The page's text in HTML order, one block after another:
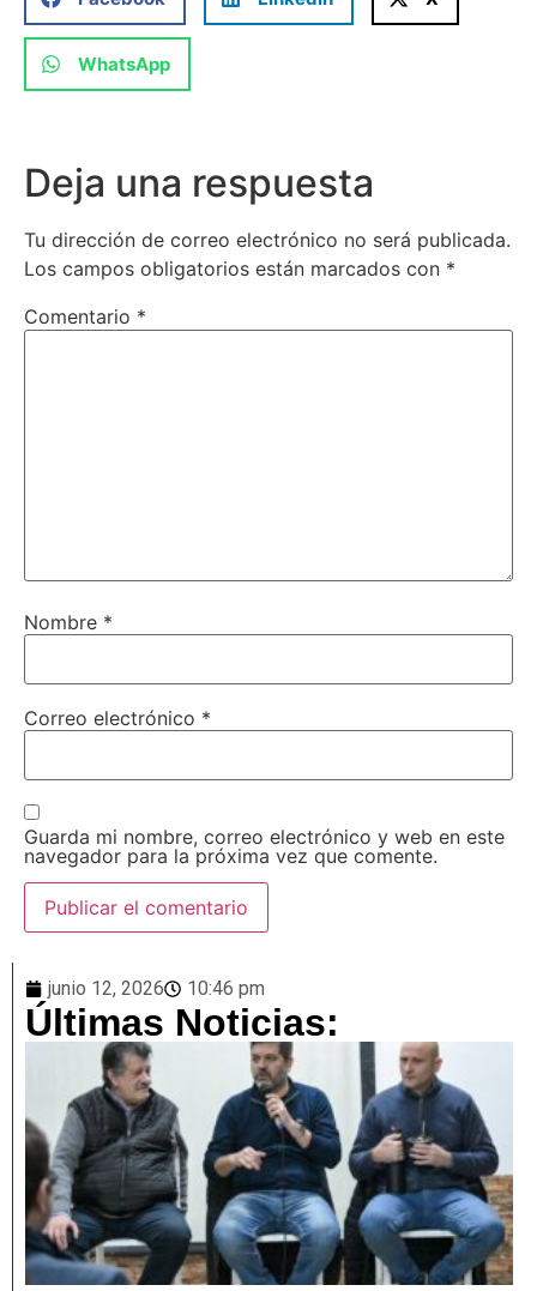
WhatsApp
Deja una respuesta
Tu dirección de correo electrónico no será publicada.
Los campos obligatorios están marcados con *
Comentario *
Nombre *
Correo electrónico *
Guarda mi nombre, correo electrónico y web en este
navegador para la próxima vez que comente.
junio 12, 2026 10:46 pm
Últimas Noticias: